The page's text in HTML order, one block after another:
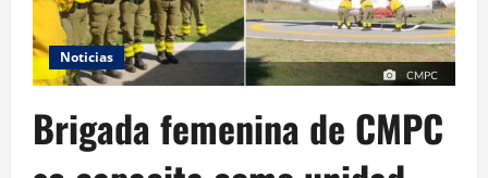
Noticias
Brigada femenina de CMPC